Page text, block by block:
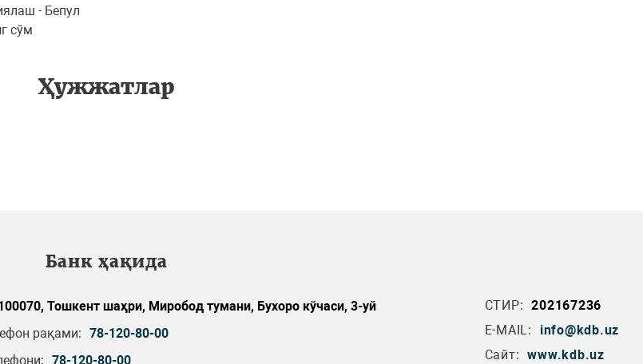
- Бепул
сўм
Ҳужжатлар
Банк ҳақида
Тошкент шаҳри, Миробод тумани, Бухоро кўчаси, 3-уй
рақами: 78-120-80-00
78-120-80-00
СТИР: 202167236
E-MAIL:
info@kdb.uz
Сайт: www.kdb.uz